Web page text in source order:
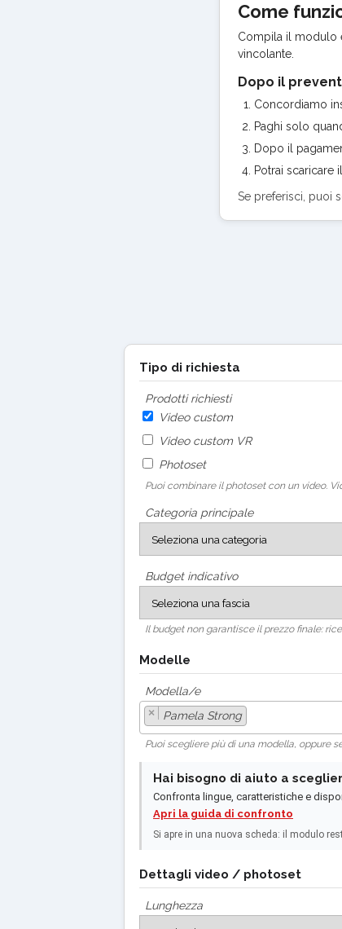
Come
Compila il modulo
vincolante.
Dopo il
Concordiamo
Paghi solo
Dopo il
Potrai
Se preferisci, puoi
Tipo di richiesta
Prodotti richiesti
Video custom
Video custom VR
Photoset
Puoi combinare il photoset con un video.
Categoria principale
Budget indicativo
Il budget non garantisce il prezzo finale:
Modelle
Modella/e
×
Pamela Strong
Puoi scegliere più di una modella, oppure
Hai bisogno di aiuto a
Confronta lingue, caratteristiche e
Apri la guida di confronto
Si apre in una nuova scheda: il modulo
Dettagli video / photoset
Lunghezza